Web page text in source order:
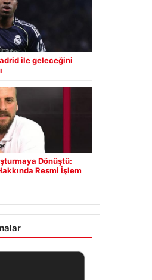
ile geleceğini
Dönüştü:
Resmi İşlem